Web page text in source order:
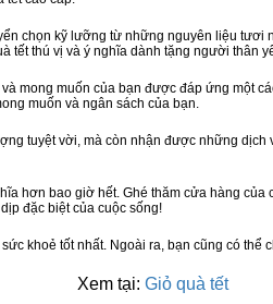
chọn kỹ lưỡng từ những nguyên liệu tươi
tết thú vị và ý nghĩa dành tặng người thân
mong muốn của bạn được đáp ứng một
muốn và ngân sách của bạn.
tuyệt vời, mà còn nhận được những
hơn bao giờ hết. Ghé thăm cửa hàng
đặc biệt của cuộc sống!
khoẻ tốt nhất. Ngoài ra, bạn cũng có thể
Xem tại: Giỏ quà tết